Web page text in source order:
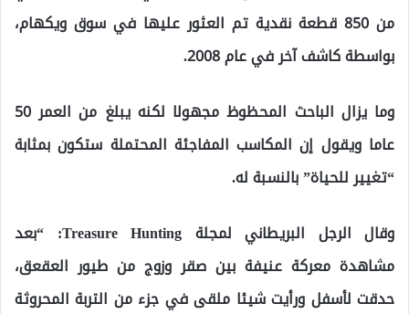
من 850 قطعة نقدية تم العثور عليها في سوق ويكهام،
بواسطة كاشف آخر في عام 2008.
وما يزال الباحث المحظوظ مجهولا لكنه يبلغ من العمر 50
عاما ويقول إن المكاسب المفاجئة المحتملة ستكون بمثابة
“تغيير للحياة” بالنسبة له.
وقال الرجل البريطاني لمجلة Treasure Hunting: “بعد
مشاهدة معركة عنيفة بين صقر وزوج من طيور العقعق،
حدقت لأسفل ورأيت شيئا ملقى في جزء من التربة المحروثة